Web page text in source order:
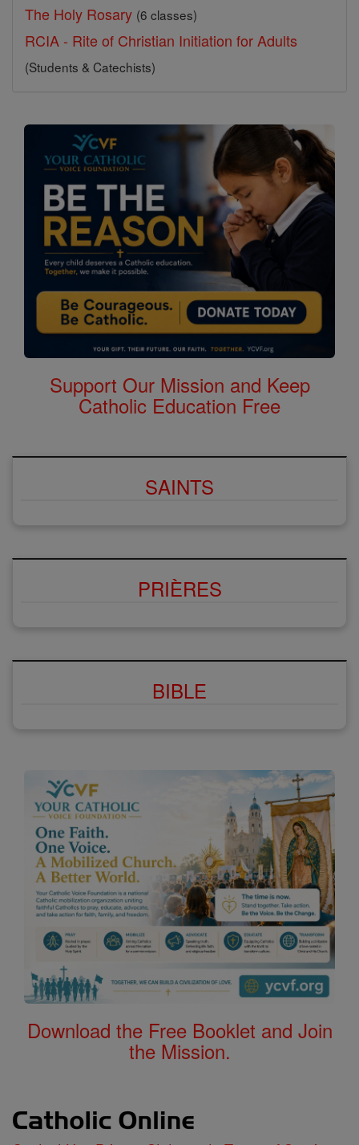
The Holy Rosary (6 classes)
RCIA - Rite of Christian Initiation for Adults
(Students & Catechists)
Support Our Mission and Keep
Catholic Education Free
SAINTS
PRIÈRES
BIBLE
Download the Free Booklet and Join
the Mission.